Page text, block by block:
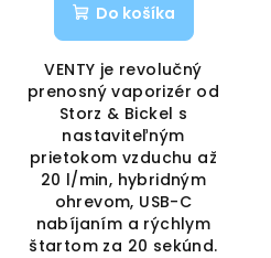
Do košíka
VENTY je revolučný
prenosný vaporizér od
Storz & Bickel s
nastaviteľným
prietokom vzduchu až
20 l/min, hybridným
ohrevom, USB-C
nabíjaním a rýchlym
štartom za 20 sekúnd.